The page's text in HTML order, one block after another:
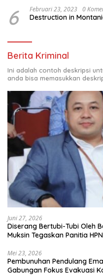
6 Februari 23, 2023 0
Destruction in
Berita Kriminal
Ini adalah contoh deskripsi
anda bisa memasukkan
Juni 27, 2026
Diserang Bertubi-Tubi Oleh
Muksin Tegaskan Panitia
Mei 23, 2026
Pembunuhan Pendulang
Gabungan Fokus Evakuasi